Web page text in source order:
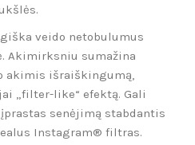
veido netobulumus
Akimirksniu sumažina
akimis išraiškingumą,
„filter-like“ efektą. Gali
senėjimą stabdantis
Instagram® filtras.